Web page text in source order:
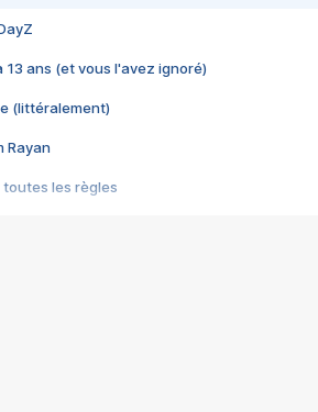
13 ans (et vous l'avez ignoré)
(littéralement)
Rayan
toutes les règles